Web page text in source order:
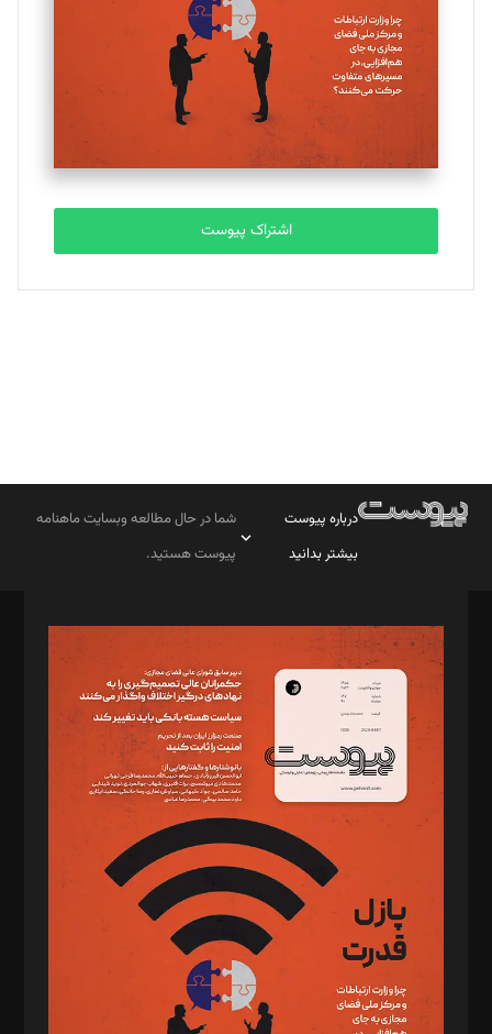
ملینا جعفری
تحریریه
مصطفی مسجدی آرانی
تحریریه
بابک نقاش
تحریریه
اشتراک پیوست
درباره پیوست
بیشتر بدانید
شما در حال مطالعه وبسایت ماهنامه
پیوست هستید.
مدیر مسئول: محمدباقر اثنی‌عشری
سردبیر: مهرک محمودی
دبیر تحریریه: میثم قاسمی
د‌بیر ناداستان: سمانه سمیع
د‌بیر خدمت و تجارت: ابوالفضل رجبی
د‌بیر حقوق فناوری: حسام‌الدین ایپکچی
د‌بیر پیوست جهان: مینا پاکدل
د‌بیر تحریریه آنلاین: بابک نقاش
تحریریه‌: مجتبی محمود‌ی، آرش برهمند، یسنا امان‌پور، سروش کرمیان،
مصطفی مسجدی آرانی، ابوالفضل رجبی، زهرا فکرانه، فائزه فتحی
رستمی،مصطفی باستان
ویرایش: نگار استاد‌‌آقا
طراح یونیفرم: مجید توکلی